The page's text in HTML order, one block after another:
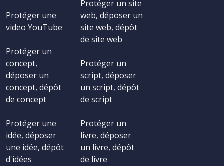
Protéger une
video YouTube
Protéger un
concept,
déposer un
concept, dépôt
de concept
Protéger une
idée, déposer
une idée, dépôt
d'idées
Protéger un site
web, déposer un
site web, dépôt
de site web
Protéger un
script, déposer
un script, dépôt
de script
Protéger un
livre, déposer
un livre, dépôt
de livre